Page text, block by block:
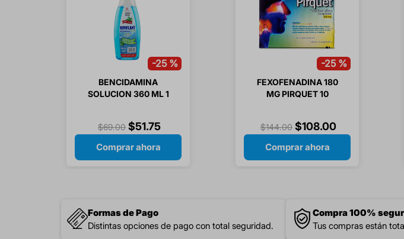
-25 %
BENCIDAMINA
SOLUCION 360 ML 1
$69.00 $51.75
Comprar ahora
-25 %
FEXOFENADINA 180
MG PIRQUET 10
$144.00 $108.00
Comprar ahora
Formas de Pago
Distintas opciones de pago con total seguridad.
Compra 100%
Tus compras están